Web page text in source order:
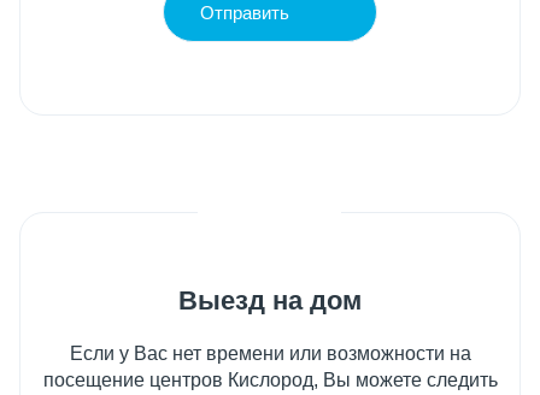
Отправить
Выезд на дом
Если у Вас нет времени или возможности на
посещение центров Кислород, Вы можете следить